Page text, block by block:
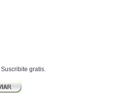
gratis.